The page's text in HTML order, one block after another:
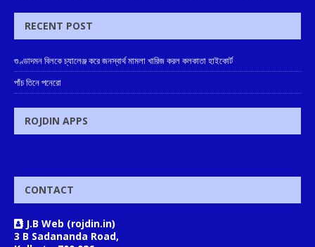
RECENT POST
গুণ্ডাদমন বিলকে চ্যালেঞ্জ করে জনস্বার্থ মামলা খারিজ করল কলকাতা হাইকোর্ট
পাঁচ তিনে পনেরো
ROJDIN APPS
CONTACT
J.B Web (rojdin.in)
3 B Sadananda Road,